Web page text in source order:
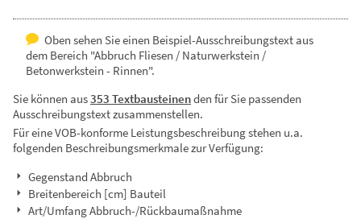
Oben sehen Sie einen Beispiel-Ausschreibungstext aus
dem Bereich "Abbruch Fliesen / Naturwerkstein /
Betonwerkstein - Rinnen".
Sie können aus353 Textbausteinenden für Sie passenden
Ausschreibungstext zusammenstellen.
Für eine VOB-konforme Leistungsbeschreibung stehen u.a.
folgenden Beschreibungsmerkmale zur Verfügung:
Gegenstand Abbruch
Breitenbereich [cm] Bauteil
Art/Umfang Abbruch-/Rückbaumaßnahme